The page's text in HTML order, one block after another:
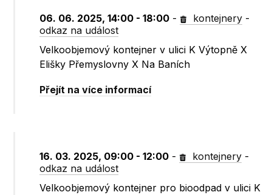
06. 06. 2025, 14:00 - 18:00 - kontejnery -
odkaz na událost
Velkoobjemový kontejner v ulici K Výtopně X
Elišky Přemyslovny X Na Baních
Přejít na více informací
16. 03. 2025, 09:00 - 12:00 - kontejnery -
odkaz na událost
Velkoobjemový kontejner pro bioodpad v ulici K